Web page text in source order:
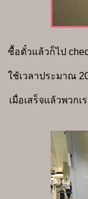
ซื้อตั๋วแล้วก็ไป
ใช้เวลาประมาณ
เมื่อเสร็จแล้วพวก